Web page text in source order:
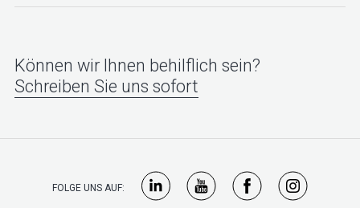
Können wir Ihnen behilflich sein?
Schreiben Sie uns sofort
FOLGE UNS AUF: